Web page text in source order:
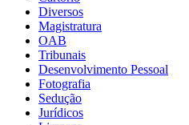
Diversos
Magistratura
OAB
Tribunais
Desenvolvimento Pessoal
Fotografia
Sedução
Jurídicos